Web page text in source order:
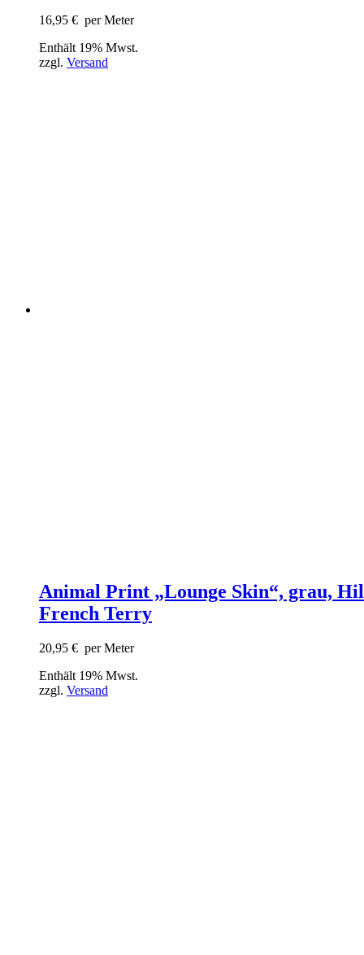
16,95 € per Meter
Enthält 19% Mwst.
zzgl. Versand
Animal Print „Lounge Skin“, grau,
French Terry
20,95 € per Meter
Enthält 19% Mwst.
zzgl. Versand